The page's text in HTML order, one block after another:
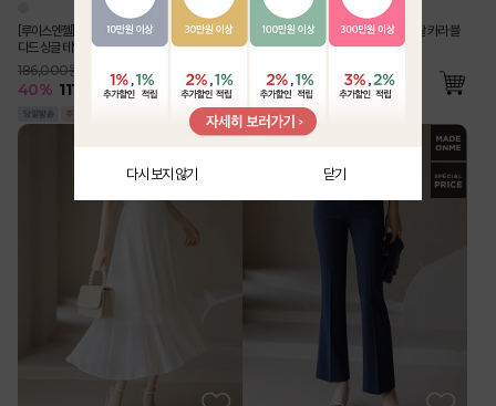
[루이스엔젤] 사각사각 린넨 라이크 벨트SET 스탠
다드 싱글 테일러드 자켓
186,000원
40% 111,500원
[Theonme] 구김 Zero 링클 지지미 반팔 카라 블
라우스 밴딩 와이드 팬츠 투피스 세트
76,000원
% 34,500 원
다시 보지 않기 닫기